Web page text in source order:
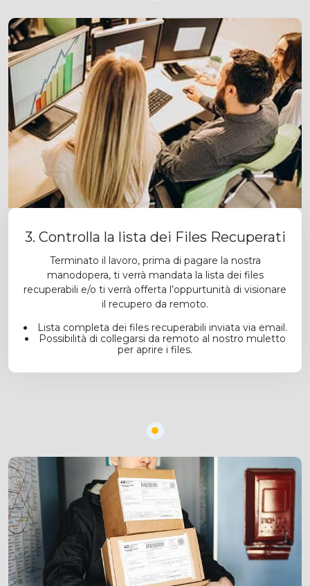
3. Controlla la lista dei Files Recuperati
Terminato il lavoro, prima di pagare la nostra
manodopera, ti verrà mandata la lista dei files
recuperabili e/o ti verrà offerta l’oppurtunità di visionare
il recupero da remoto.
Lista completa dei files recuperabili inviata via email.
Possibilità di collegarsi da remoto al nostro muletto
per aprire i files.